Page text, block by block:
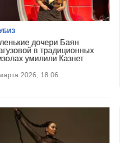
дочери Баян
в традиционных
умилили Казнет
2026, 18:06